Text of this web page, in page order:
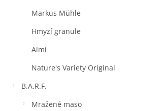
Markus Mühle
Hmyzí granule
Almi
Nature's Variety Original
B.A.R.F.
Mražené maso